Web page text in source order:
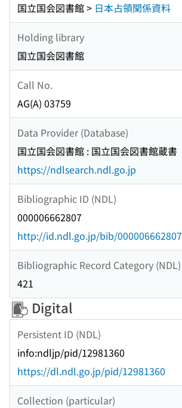
国立国会図書館 > 日本占領関係資料
Holding library
国立国会図書館
Call No.
AG(A) 03759
Data Provider (Database)
国立国会図書館 : 国立国会図書館蔵書
https://ndlsearch.ndl.go.jp
Bibliographic ID (NDL)
000006662807
http://id.ndl.go.jp/bib/000006662807
Bibliographic Record Category (NDL)
421
Digital
Persistent ID (NDL)
info:ndljp/pid/12981360
https://dl.ndl.go.jp/pid/12981360
Collection (particular)